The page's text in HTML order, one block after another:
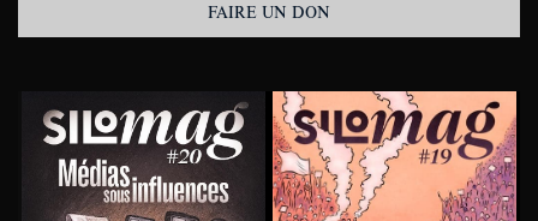
FAIRE UN DON